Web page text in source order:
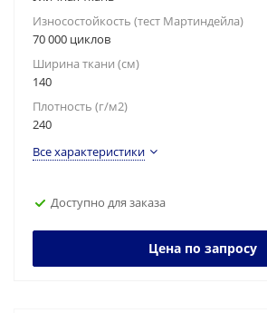
Износостойкость (тест Мартиндейла)
70 000 циклов
Ширина ткани (см)
140
Плотность (г/м2)
240
Все характеристики
Доступно для заказа
Цена по запросу